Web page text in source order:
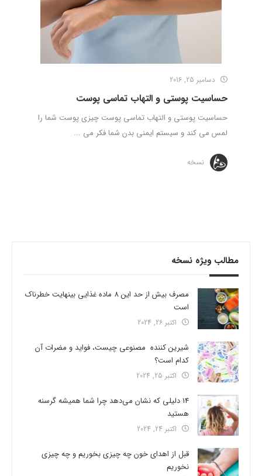
دسامبر 25, 2016
حساسیت پوستی و التهاب تماسی پوست
حساسیت پوستی و التهاب تماسی پوست چیزی پوست شما را
لمس می کند و سیستم ایمنی بدن شما فکر می ...
نسخه
مطالب ویژه نسخه
مصرف بیش از حد این 8 ماده غذایی بینهایت خطرناک
است
اکتبر 26, 2024
شیرین کننده مصنوعی چیست، فواید و مضرات آن
کدام است؟
اکتبر 25, 2024
14 دلیلی که نشان می‌دهد چرا شما همیشه گرسنه
هستید
اکتبر 24, 2024
قبل از اهدای خون چه چیزی بخوریم و چه چیزی
نخوریم